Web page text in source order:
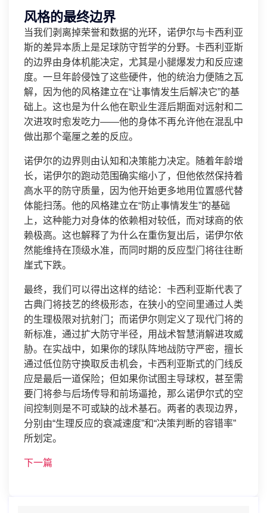
风格的最终边界
当我们剥离掉荣誉和数据的光环，诺伊尔与卡西利亚
斯的差异本质上是足球防守哲学的分野。卡西利亚斯
的边界由身体机能决定，尤其是小腿爆发力和反应速
度。一旦年龄侵蚀了这些硬件，他的统治力便随之瓦
解，因为他的风格建立在“让事情发生后解决它”的基
础上。这也是为什么他在职业生涯后期面对远射和二
次进攻时愈发吃力——他的身体不再允许他在混乱中
做出那个毫厘之差的反应。
诺伊尔的边界则由认知和决策能力决定。随着年龄增
长，诺伊尔的跑动范围确实缩小了，但他依然保持着
高水平的防守质量，因为他开始更多地用位置感代替
体能扫荡。他的风格建立在“防止事情发生”的基础
上，这种能力对身体的依赖相对较低，而对球商的依
赖极高。这也解释了为什么在重伤复出后，诺伊尔依
然能维持在顶级水准，而同时期的反应型门将往往断
崖式下跌。
最终，我们可以得出这样的结论：卡西利亚斯代表了
古典门将技艺的终极形态，在狭小的空间里通过人类
的生理极限对抗射门；而诺伊尔则定义了现代门将的
新标准，通过扩大防守半径，用战术智慧消解进攻威
胁。在实战中，如果你的球队阵地战防守严密，擅长
通过低位防守换取反击机会，卡西利亚斯式的门线反
应是最后一道保险；但如果你试图主导球权，甚至需
要门将参与后场传导和前场逼抢，那么诺伊尔式的空
间控制则是不可或缺的战术基石。两者的表现边界，
分别由“生理反应的衰减速度”和“决策判断的容错率”
所划定。
下一篇